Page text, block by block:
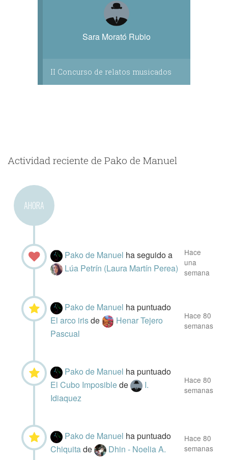
Sara Morató Rubio
II Concurso de relatos musicados
Actividad reciente de Pako de Manuel
AHORA
Pako de Manuel ha seguido a
Lúa Petrín (Laura Martín Perea)
Hace
una
semana
Pako de Manuel ha puntuado
El arco irisde
Henar Tejero
Pascual
Hace 80
semanas
Pako de Manuel ha puntuado
El Cubo Imposiblede
I.
Idiaquez
Hace 80
semanas
Pako de Manuel ha puntuado
Chiquitade Dhin - Noelia A.
Hace 80
semanas